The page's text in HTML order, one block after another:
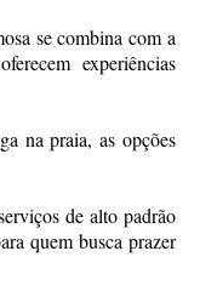
se combina com a
experiências
na praia, as opções
de alto padrão
quem busca prazer